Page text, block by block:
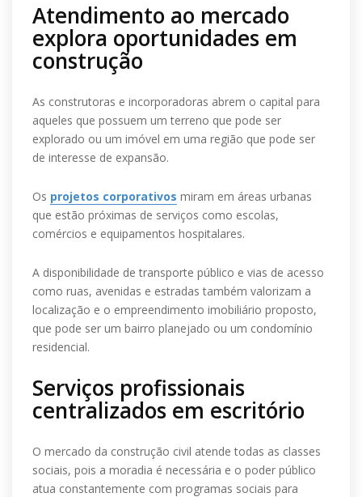
Atendimento ao mercado
explora oportunidades em
construção
As construtoras e incorporadoras abrem o capital para
aqueles que possuem um terreno que pode ser
explorado ou um imóvel em uma região que pode ser
de interesse de expansão.
Os projetos corporativos miram em áreas urbanas
que estão próximas de serviços como escolas,
comércios e equipamentos hospitalares.
A disponibilidade de transporte público e vias de acesso
como ruas, avenidas e estradas também valorizam a
localização e o empreendimento imobiliário proposto,
que pode ser um bairro planejado ou um condomínio
residencial.
Serviços profissionais
centralizados em escritório
O mercado da construção civil atende todas as classes
sociais, pois a moradia é necessária e o poder público
atua constantemente com programas sociais para